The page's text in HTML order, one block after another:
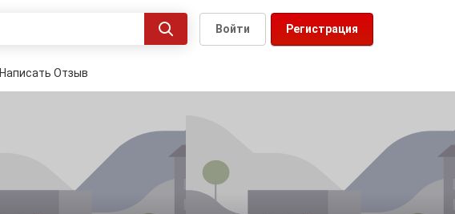
Регистрация
Войти
Написать Отзыв